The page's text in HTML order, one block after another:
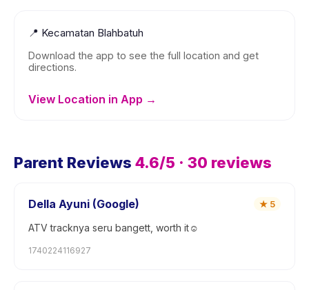
📍 Kecamatan Blahbatuh
Download the app to see the full location and get
directions.
View Location in App →
Parent Reviews 4.6/5 · 30 reviews
Della Ayuni (Google) ★ 5
ATV tracknya seru bangett, worth it☺️
1740224116927